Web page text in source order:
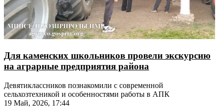
Для каменских школьников провели экскурсию
на аграрные предприятия района
Девятиклассников познакомили с современной
сельхозтехникой и особенностями работы в АПК
19 Май, 2026, 17:44